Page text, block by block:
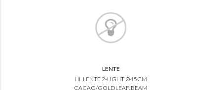
LENTE
HL LENTE 2-LIGHT Ø45CM
CACAO/GOLDLEAF, BEAM